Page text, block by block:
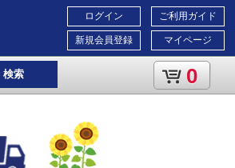
ご利用ガイド
マイページ
ログイン
新規会員登録
検索 0